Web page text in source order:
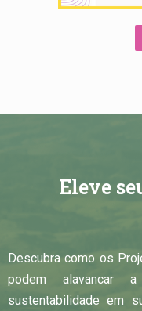
Eleve
Descubra como os
podem alavancar
sustentabilidade em